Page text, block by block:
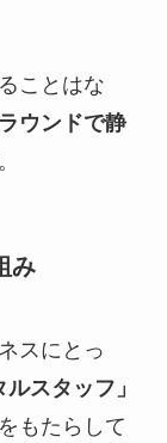
ことはな
ウンドで静
み
スにとっ
ルスタッフ」
もたらして